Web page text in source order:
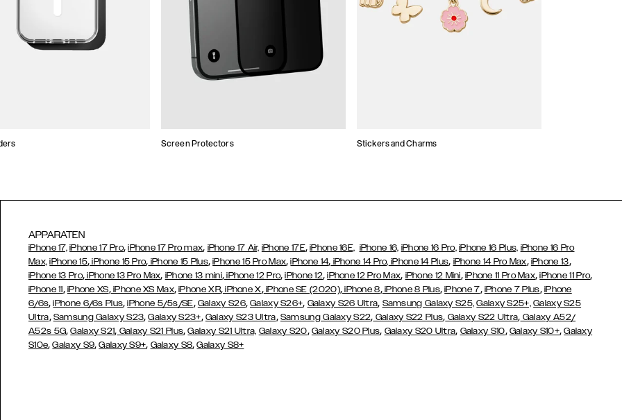
Screen Protectors Stickers and Charms
APPARATEN
iPhone 17, iPhone 17 Pro,iPhone 17 Pro max, iPhone 17 Air, iPhone 17E,iPhone 16E, iPhone 16, iPhone 16 Pro, iPhone 16 Plus, iPhone 16 Pro
Max, iPhone 15, iPhone 15 Pro, iPhone 15 Plus,iPhone 15 Pro Max,iPhone 14, iPhone 14 Pro, iPhone 14 Plus, iPhone 14 Pro Max, iPhone 13,
iPhone 13 Pro, iPhone 13 Pro Max, iPhone 13 mini,iPhone 12 Pro,iPhone 12,iPhone 12 Pro Max, iPhone 12 Mini, iPhone 11 Pro Max,iPhone 11 Pro,
iPhone 11, iPhone XS,iPhone XS Max,iPhone XR,iPhone X,iPhone SE (2020),iPhone 8,iPhone 8 Plus,iPhone 7, iPhone 7 Plus, iPhone
6/6s,iPhone 6/6s Plus,iPhone 5/5s/SE, Galaxy S26,Galaxy S26+, Galaxy S26 Ultra, Samsung Galaxy S25, Galaxy S25+, Galaxy S25
Ultra, Samsung Galaxy S23,Galaxy S23+, Galaxy S23 Ultra, Samsung Galaxy S22, Galaxy S22 Plus, Galaxy S22 Ultra, Galaxy A52/
A52s 5G,Galaxy S21, Galaxy S21 Plus,Galaxy S21 Ultra, Galaxy S20, Galaxy S20 Plus, Galaxy S20 Ultra, Galaxy S10, Galaxy S10+,Galaxy
S10e,Galaxy S9,Galaxy S9+, Galaxy S8,Galaxy S8+